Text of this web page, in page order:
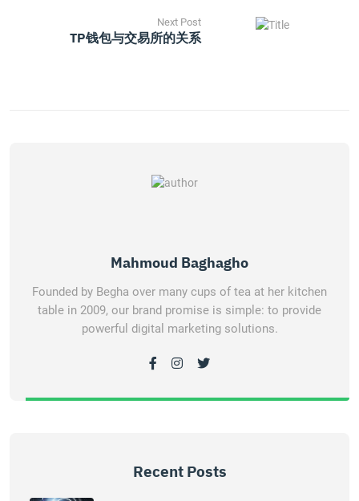
Next Post
TP钱包与交易所的关系
Mahmoud Baghagho
Founded by Begha over many cups of tea at her kitchen
table in 2009, our brand promise is simple: to provide
powerful digital marketing solutions.
Recent Posts